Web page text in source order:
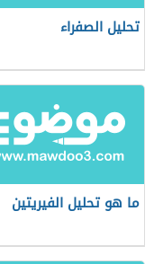
تحليل الصفراء
ما هو تحليل الفيريتين